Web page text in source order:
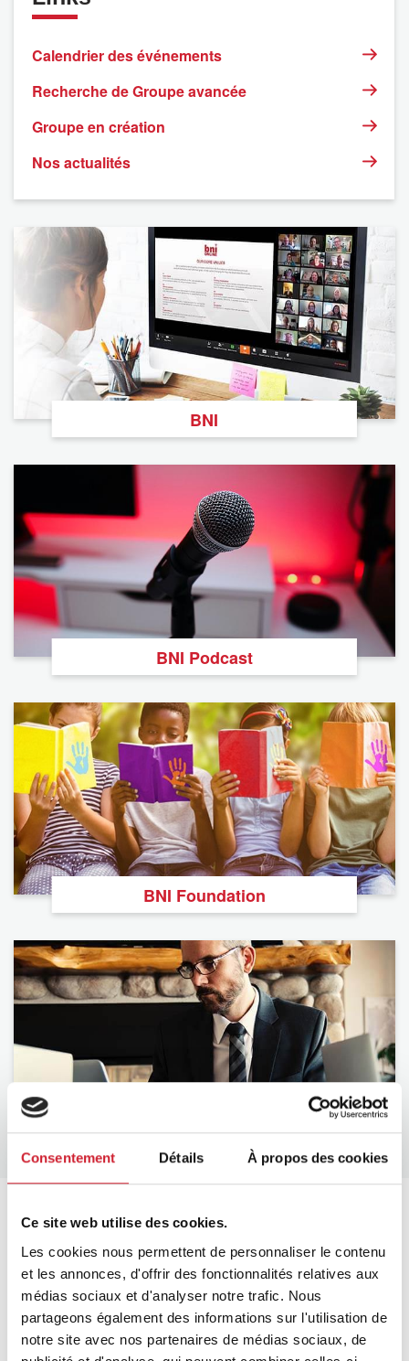
Consentement Détails À propos des cookies
Ce site web utilise des cookies.
Les cookies nous permettent de personnaliser le contenu
et les annonces, d'offrir des fonctionnalités relatives aux
médias sociaux et d'analyser notre trafic. Nous
partageons également des informations sur l'utilisation de
notre site avec nos partenaires de médias sociaux, de
Calendrier des événements
Recherche de Groupe avancée
Groupe en création
Nos actualités
BNI
BNI Podcast
BNI Foundation
BNI U
The Latest From BNI
View All